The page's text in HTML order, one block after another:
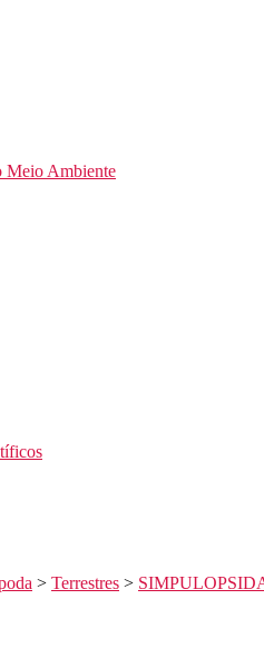
Meio Ambiente
> Terrestres >